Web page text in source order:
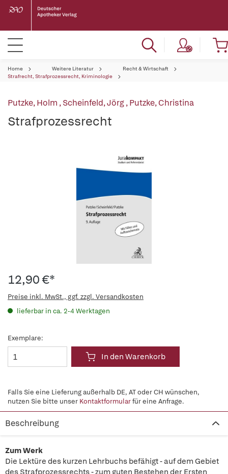
Home Weitere Literatur
Recht & Wirtschaft
Strafrecht, Strafprozessrecht, Kriminologie
Putzke, Holm ,Scheinfeld, Jörg,Putzke, Christina
Strafprozessrecht
12,90 €*
Preise inkl. MwSt., ggf. zzgl. Versandkosten
lieferbar in ca. 2-4 Werktagen
Exemplare:
In den Warenkorb
Falls Sie eine Lieferung außerhalb DE, AT oder CH wünschen,
nutzen Sie bitte unser Kontaktformularfür eine Anfrage.
Beschreibung
Zum Werk
Die Lektüre des kurzen Lehrbuchs befähigt - auf dem Gebiet
des Strafprozessrechts - zum guten Bestehen der Ersten